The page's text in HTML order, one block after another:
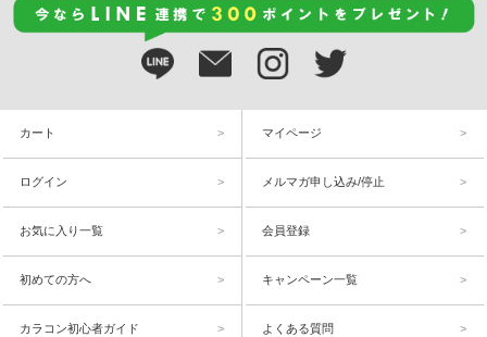
カート マイページ
ログイン メルマガ申し込み/停止
お気に入り一覧 会員登録
初めての方へ キャンペーン一覧
カラコン初心者ガイド よくある質問